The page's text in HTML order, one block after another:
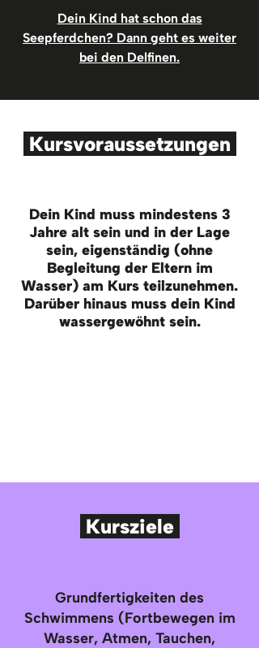
Dein Kind hat schon das
Seepferdchen? Dann geht es weiter
bei den Delfinen.
Kursvoraussetzungen
Dein Kind muss mindestens 3
Jahre alt sein und in der Lage
sein, eigenständig (ohne
Begleitung der Eltern im
Wasser) am Kurs teilzunehmen.
Darüber hinaus muss dein Kind
wassergewöhnt sein.
Kursziele
Grundfertigkeiten des
Schwimmens (Fortbewegen im
Wasser, Atmen, Tauchen,